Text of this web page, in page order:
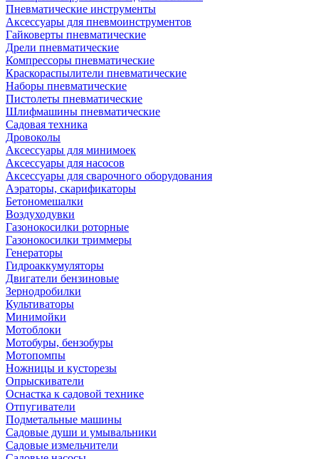
Пневматические инструменты
Аксессуары для пневмоинструментов
Гайковерты пневматические
Дрели пневматические
Компрессоры пневматические
Краскораспылители пневматические
Наборы пневматические
Пистолеты пневматические
Шлифмашины пневматические
Садовая техника
Дровоколы
Аксессуары для минимоек
Аксессуары для насосов
Аксессуары для сварочного оборудования
Аэраторы, скарификаторы
Бетономешалки
Воздуходувки
Газонокосилки роторные
Газонокосилки триммеры
Генераторы
Гидроаккумуляторы
Двигатели бензиновые
Зернодробилки
Культиваторы
Минимойки
Мотоблоки
Мотобуры, бензобуры
Мотопомпы
Ножницы и кусторезы
Опрыскиватели
Оснастка к садовой технике
Отпугиватели
Подметальные машины
Садовые души и умывальники
Садовые измельчители